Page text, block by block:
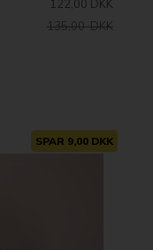
122,00 DKK
135,00 DKK
SPAR 9,00 DKK